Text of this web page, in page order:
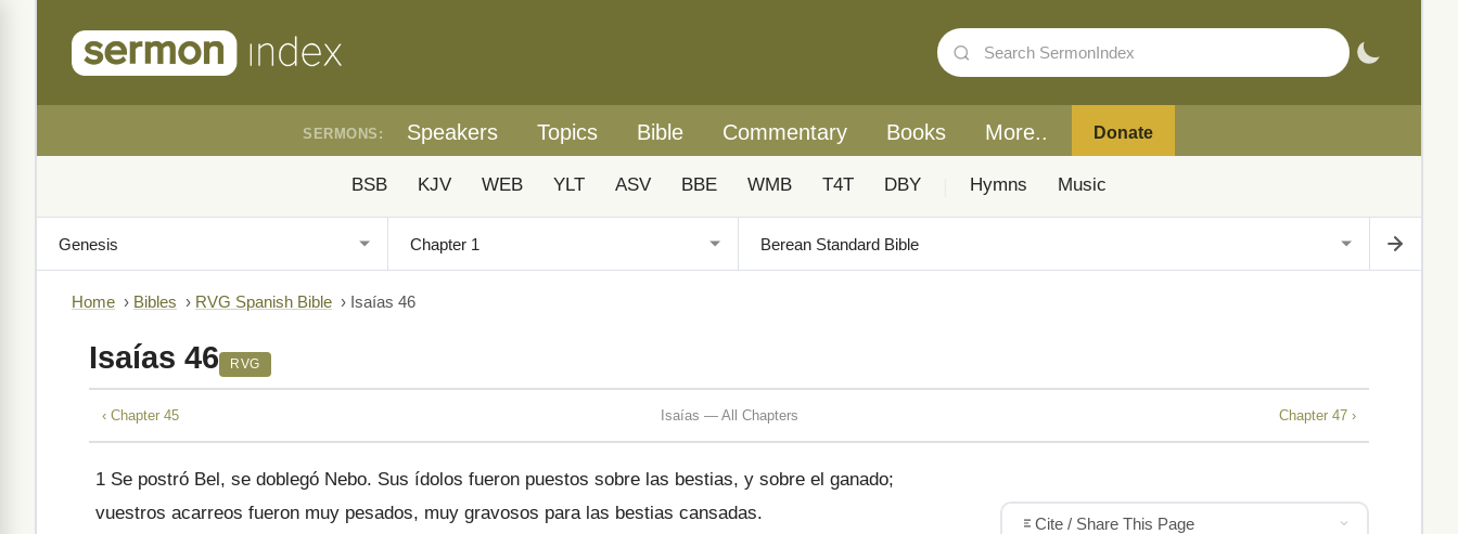
SERMONS: Speakers Topics Bible Commentary Books More.. Donate
BSB KJV WEB YLT ASV BBE WMB T4T DBY Hymns Music
Home › Bibles › RVG Spanish Bible › Isaías 46
Isaías 46 RVG
‹ Chapter 45 Isaías — All Chapters Chapter 47 ›
1 Se postró Bel, se doblegó Nebo. Sus ídolos fueron puestos sobre las bestias, y sobre el ganado;
vuestros acarreos fueron muy pesados, muy gravosos para las bestias cansadas.
Cite / Share This Page